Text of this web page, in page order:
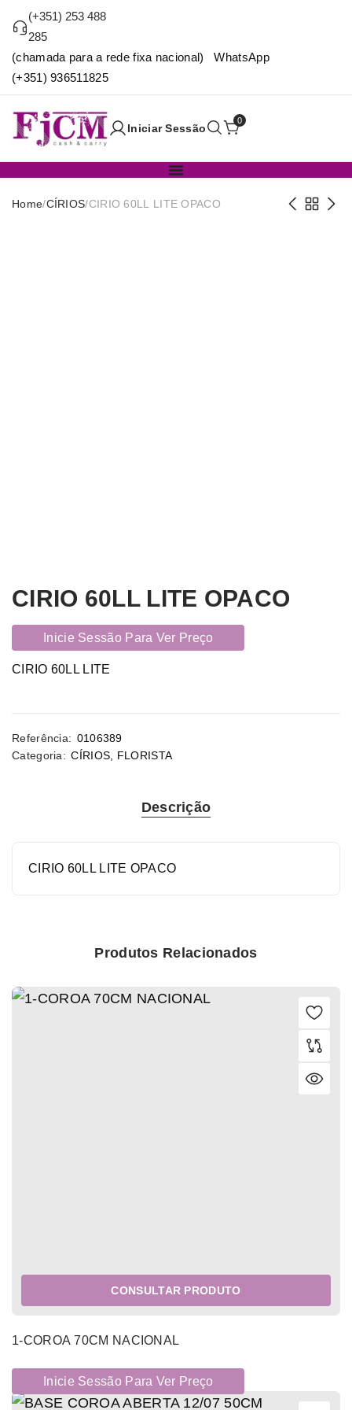
(+351) 253 488
285
(chamada para a rede fixa nacional) WhatsApp
(+351) 936511825
Iniciar Sessão
0
Home/CÍRIOS/CIRIO 60LL LITE OPACO
CIRIO 60LL LITE OPACO
Inicie Sessão Para Ver Preço
CIRIO 60LL LITE
Referência: 0106389
Categoria: CÍRIOS FLORISTA
Descrição
CIRIO 60LL LITE OPACO
Produtos Relacionados
CONSULTAR PRODUTO
1-COROA 70CM NACIONAL
Inicie Sessão Para Ver Preço